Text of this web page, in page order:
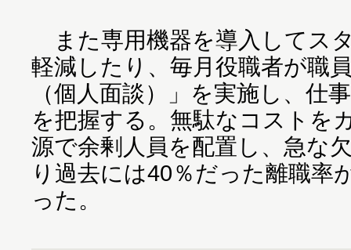
また専用機器を導入してス
軽減したり、毎月役職者が職
（個人面談）」を実施し、仕
を把握する。無駄なコストを
源で余剰人員を配置し、急な
り過去には40％だった離職率
った。